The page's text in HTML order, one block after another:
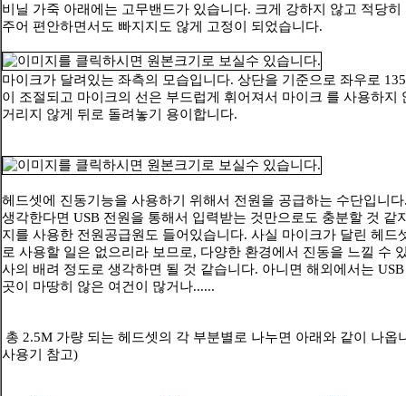
비닐 가죽 아래에는 고무밴드가 있습니다. 크게 강하지 않고 적당히
주어 편안하면서도 빠지지도 않게 고정이 되었습니다.
마이크가 달려있는 좌측의 모습입니다. 상단을 기준으로 좌우로
이 조절되고 마이크의 선은 부드럽게 휘어져서 마이크 를 사용하지
거리지 않게 뒤로 돌려놓기 용이합니다.
헤드셋에 진동기능을 사용하기 위해서 전원을 공급하는 수단입니
생각한다면 USB 전원을 통해서 입력받는 것만으로도 충분할 것 같
지를 사용한 전원공급원도 들어있습니다. 사실 마이크가 달린 헤드
로 사용할 일은 없으리라 보므로, 다양한 환경에서 진동을 느낄 수
사의 배려 정도로 생각하면 될 것 같습니다. 아니면 해외에서는
곳이 마땅히 않은 여건이 많거나......
총 2.5M 가량 되는 헤드셋의 각 부분별로 나누면 아래와 같이 나옵
사용기 참고)